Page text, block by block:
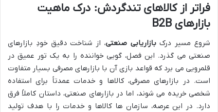
فراتر از کالاهای تندگردش: درک ماهیت
بازارهای B2B
شروع مسیر درکبازاریابی صنعتی، از شناخت دقیق خودِ بازارهای
صنعتی می گذرد. این فصل، گویی خواننده را به یک تور عمیق در
قلمرویی می برد که قواعد بازی آن با بازارهای مصرفی بسیار متفاوت
است. در بازارهای مصرفی، کالاها و خدمات عمدتاً برای استفاده
شخصی خریده می شوند، اما در بازارهای صنعتی، داستان کاملاً فرق
دارد. در این عرصه، سازمان ها کالاها و خدمات را با هدف تولید